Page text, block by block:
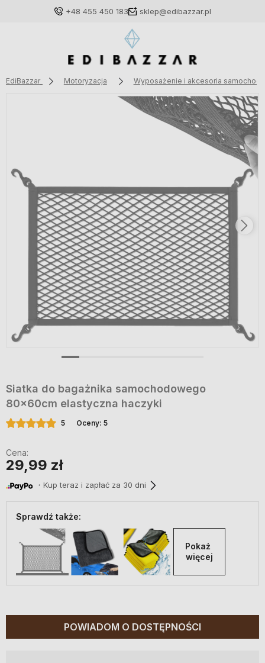
+48 455 450 183 sklep@edibazzar.pl
Zaloguj się
Wybierz coś dla siebie z naszej aktualnej oferty lub
zaloguj się, aby przywrócić dodane produkty do listy
z poprzedniej sesji.
EdiBazzar Motoryzacja Wyposażenie i akcesoria
Siatka do bagażnika samochodowego
80x60cm elastyczna haczyki
5 Oceny: 5
Cena:
29,99 zł
・Kup teraz i zapłać za 30 dni
Sprawdź także:
Pokaż
więcej
POWIADOM O DOSTĘPNOŚCI